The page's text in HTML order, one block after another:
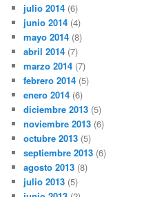
julio 2014 (6)
junio 2014 (4)
mayo 2014 (8)
abril 2014 (7)
marzo 2014 (7)
febrero 2014 (5)
enero 2014 (6)
diciembre 2013 (5)
noviembre 2013 (6)
octubre 2013 (5)
septiembre 2013 (6)
agosto 2013 (8)
julio 2013 (5)